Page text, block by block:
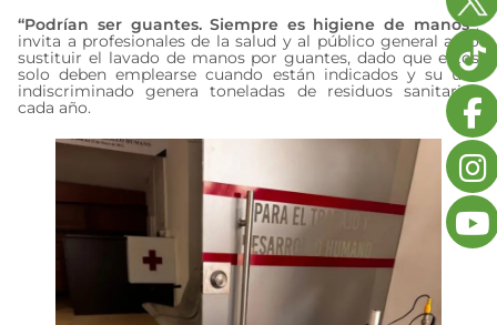
“Podrían ser guantes. Siempre es higiene de manos”:
invita a profesionales de la salud y al público general a no
sustituir el lavado de manos por guantes, dado que estos
solo deben emplearse cuando están indicados y su uso
indiscriminado genera toneladas de residuos sanitarios
cada año.